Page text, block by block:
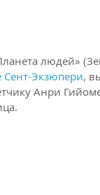
людей»
Сент-Экзюпери,
Анри